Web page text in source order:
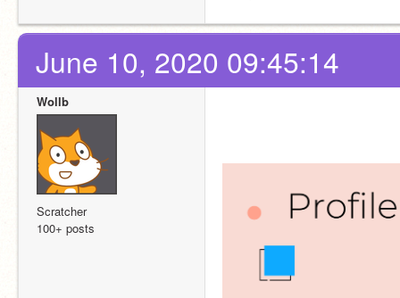
June 10, 2020 09:45:14
Wollb
Scratcher
100+ posts